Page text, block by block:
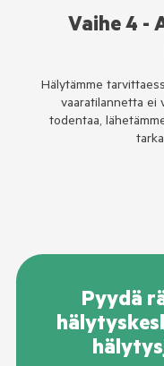
Vaihe 4 -
Hälytämme
vaaratilannetta ei
todentaa,
Pyydä